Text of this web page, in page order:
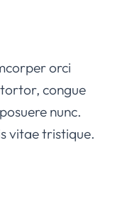
orci
congue
nunc.
vitae tristique.